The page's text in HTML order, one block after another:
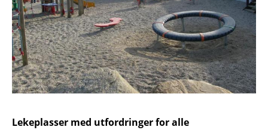
Lekeplasser med utfordringer for alle